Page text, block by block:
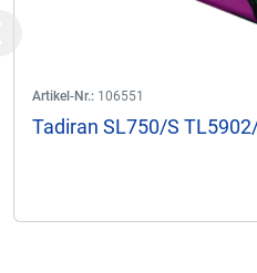
Artikel-Nr.: 106551
Tadiran SL750/S